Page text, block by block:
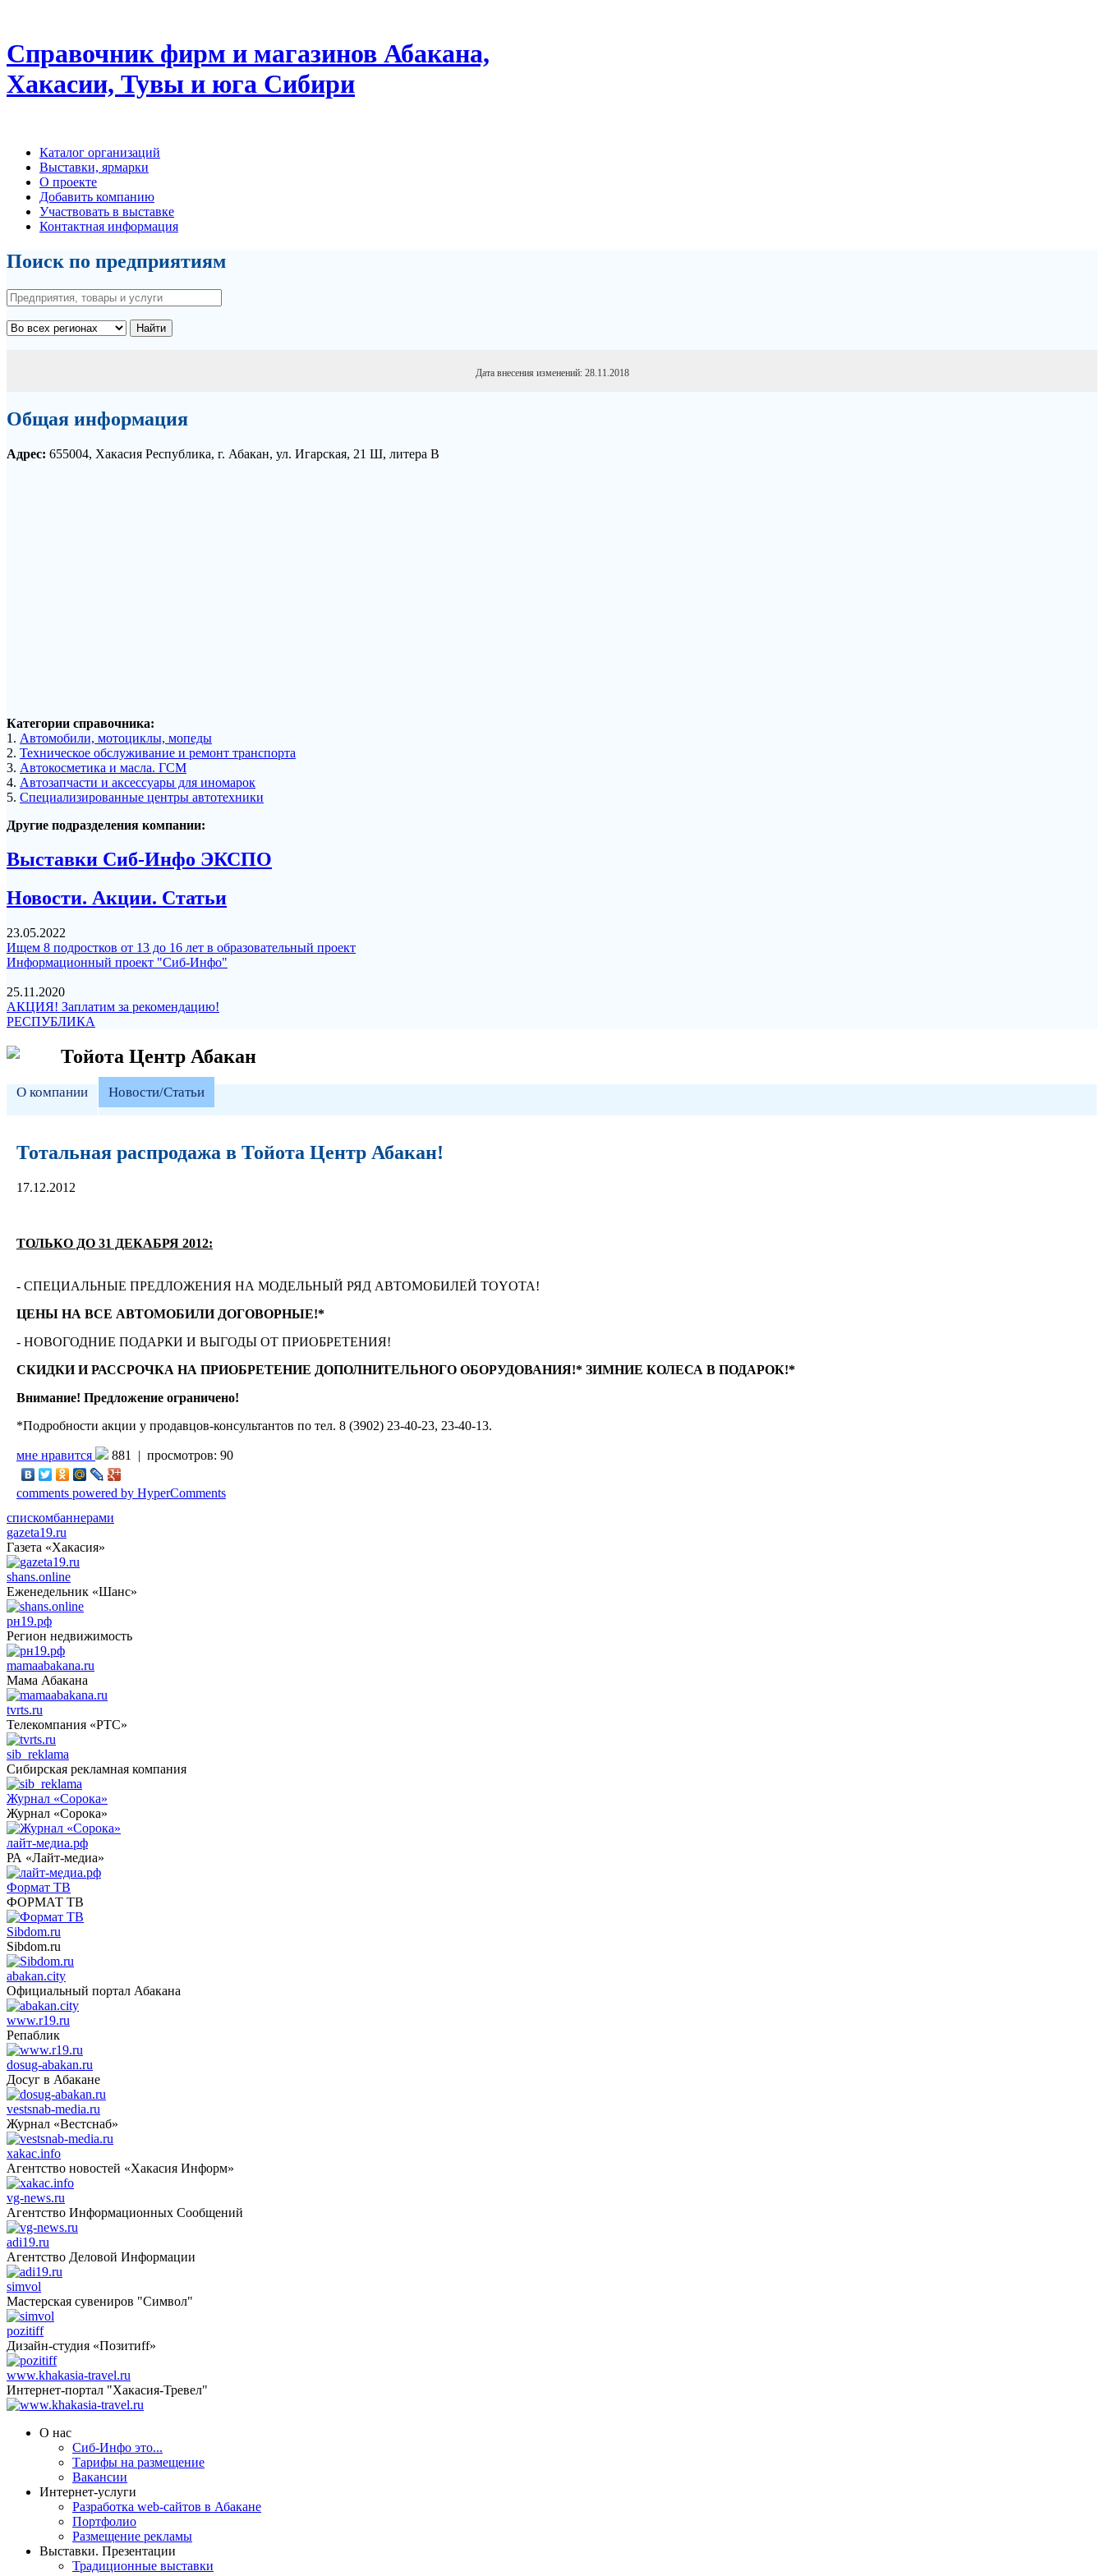
Справочник фирм и магазинов Абакана,
Хакасии, Тувы и юга Сибири
Каталог организаций
Выставки, ярмарки
О проекте
Добавить компанию
Участвовать в выставке
Контактная информация
Поиск по предприятиям
Найти
Дата внесения изменений: 28.11.2018
Общая информация
Адрес: 655004, Хакасия Республика, г. Абакан, ул. Игарская, 21 Ш, литера В
Категории справочника:
1. Автомобили, мотоциклы, мопеды
2. Техническое обслуживание и ремонт транспорта
3. Автокосметика и масла. ГСМ
4. Автозапчасти и аксессуары для иномарок
5. Специализированные центры автотехники
Другие подразделения компании:
Выставки Сиб-Инфо ЭКСПО
Новости. Акции. Статьи
23.05.2022
Ищем 8 подростков от 13 до 16 лет в образовательный проект
Информационный проект "Сиб-Инфо"
25.11.2020
АКЦИЯ! Заплатим за рекомендацию!
РЕСПУБЛИКА
Тойота Центр Абакан
О компании Новости/Статьи
Тотальная распродажа в Тойота Центр Абакан!
17.12.2012
ТОЛЬКО ДО 31 ДЕКАБРЯ 2012:
- СПЕЦИАЛЬНЫЕ ПРЕДЛОЖЕНИЯ НА МОДЕЛЬНЫЙ РЯД АВТОМОБИЛЕЙ TOYOTA!
ЦЕНЫ НА ВСЕ АВТОМОБИЛИ ДОГОВОРНЫЕ!*
- НОВОГОДНИЕ ПОДАРКИ И ВЫГОДЫ ОТ ПРИОБРЕТЕНИЯ!
СКИДКИ И РАССРОЧКА НА ПРИОБРЕТЕНИЕ ДОПОЛНИТЕЛЬНОГО ОБОРУДОВАНИЯ!* ЗИМНИЕ КОЛЕСА В ПОДАРОК!*
Внимание! Предложение ограничено!
*Подробности акции у продавцов-консультантов по тел. 8 (3902) 23-40-23, 23-40-13.
мне нравится 881 | просмотров: 90
comments powered by HyperComments
спискомбаннерами
gazeta19.ru
Газета «Хакасия»
shans.online
Еженедельник «Шанс»
рн19.рф
Регион недвижимость
mamaabakana.ru
Мама Абакана
tvrts.ru
Телекомпания «РТС»
sib_reklama
Сибирская рекламная компания
Журнал «Сорока»
Журнал «Сорока»
лайт-медиа.рф
РА «Лайт-медиа»
Формат ТВ
ФОРМАТ ТВ
Sibdom.ru
Sibdom.ru
abakan.city
Официальный портал Абакана
www.r19.ru
Репаблик
dosug-abakan.ru
Досуг в Абакане
vestsnab-media.ru
Журнал «Вестснаб»
xakac.info
Агентство новостей «Хакасия Информ»
vg-news.ru
Агентство Информационных Сообщений
adi19.ru
Агентство Деловой Информации
simvol
Мастерская сувениров "Символ"
pozitiff
Дизайн-студия «Позитиff»
www.khakasia-travel.ru
Интернет-портал "Хакасия-Тревел"
О нас
Сиб-Инфо это...
Тарифы на размещение
Вакансии
Интернет-услуги
Разработка web-сайтов в Абакане
Портфолио
Размещение рекламы
Выставки. Презентации
Традиционные выставки